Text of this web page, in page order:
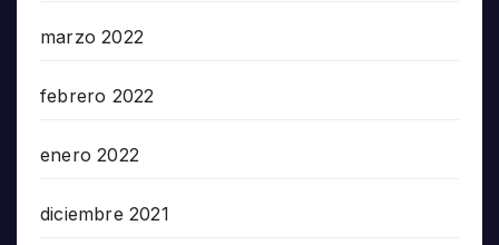
marzo 2022
febrero 2022
enero 2022
diciembre 2021